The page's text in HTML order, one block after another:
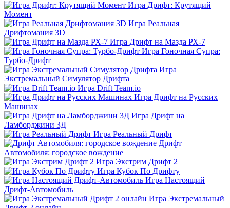
Игра Дрифт: Крутящий
Момент
Игра Реальная
Дрифтомания 3D
Игра Дрифт на Мазда РХ-7
Игра Гоночная Супра:
Турбо-Дрифт
Игра
Экстремальный Симулятор Дрифта
Игра Drift Team.io
Игра Дрифт на Русских
Машинах
Игра Дрифт на
Ламборджини 3Д
Игра Реальный Дрифт
Дрифт
Автомобиля: городское вождение
Игра Экстрим Дрифт 2
Игра Кубок По Дрифту
Игра Настоящий
Дрифт-Автомобиль
Игра Экстремальный